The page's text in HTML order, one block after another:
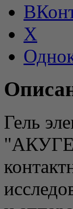
X
Гель